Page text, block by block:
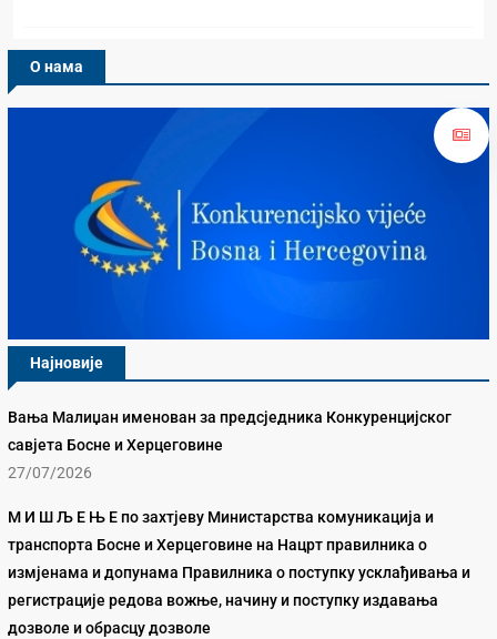
О нама
Најновије
Вања Малиџан именован за предсједника Конкуренцијског
савјета Босне и Херцеговине
27/07/2026
М И Ш Љ Е Њ Е по захтјеву Министарства комуникација и
транспорта Босне и Херцеговине на Нацрт правилника о
измјенама и допунама Правилника о поступку усклађивања и
регистрације редова вожње, начину и поступку издавања
дозволе и обрасцу дозволе